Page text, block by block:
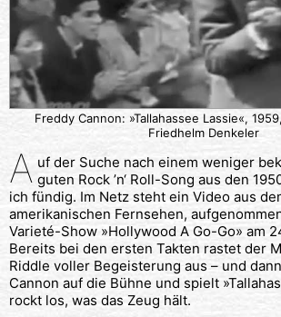
Freddy Cannon: »Tallahassee Lassie«,
Friedhelm Denkeler
A uf der Suche nach einem weniger
guten Rock ’n‘ Roll-Song aus den
ich fündig. Im Netz steht ein Video aus
amerikanischen Fernsehen,
Varieté-Show »Hollywood A Go-Go» am
Bereits bei den ersten Takten rastet der
Riddle voller Begeisterung aus – und
Cannon auf die Bühne und spielt
rockt los, was das Zeug hält.